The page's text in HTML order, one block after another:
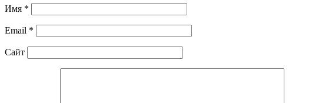
Имя *
Email *
Сайт